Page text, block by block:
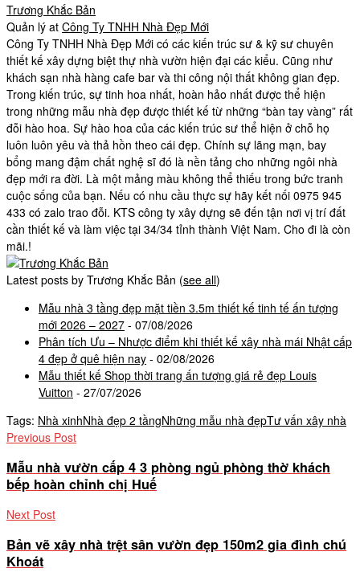
Trương Khắc Bản
Quản lý at Công Ty TNHH Nhà Đẹp Mới
Công Ty TNHH Nhà Đẹp Mới có các kiến trúc sư & kỹ sư chuyên
thiết kế xây dựng biệt thự nhà vườn hiện đại các kiểu. Cũng như
khách sạn nhà hàng cafe bar và thi công nội thất không gian đẹp.
Trong kiến trúc, sự tinh hoa nhất, hoàn hảo nhất được thể hiện
trong những mẫu nhà đẹp được thiết kế từ những “bàn tay vàng” rất
đỗi hào hoa. Sự hào hoa của các kiến trúc sư thể hiện ở chỗ họ
luôn luôn yêu và thả hồn theo cái đẹp. Chính sự lãng mạn, bay
bổng mang đậm chất nghệ sĩ đó là nền tảng cho những ngôi nhà
đẹp mới ra đời. Là một mảng màu không thể thiếu trong bức tranh
cuộc sống của bạn. Nếu có nhu cầu thực sự hãy kết nối 0975 945
433 có zalo trao đỗi. KTS công ty xây dựng sẽ đến tận nơi vị trí đất
cần thiết kế và làm việc tại 34/34 tỉnh thành Việt Nam. Cho đi là còn
mãi.!
Latest posts by Trương Khắc Bản (see all)
Mẫu nhà 3 tầng đẹp mặt tiền 3.5m thiết kế tinh tế ấn tượng
mới 2026 – 2027 - 07/08/2026
Phân tích Ưu – Nhược điểm khi thiết kế xây nhà mái Nhật cấp
4 đẹp ở quê hiện nay - 02/08/2026
Mẫu thiết kế Shop thời trang ấn tượng giá rẻ đẹp Louis
Vuitton - 27/07/2026
Tags: Nhà xinhNhà đẹp 2 tầngNhững mẫu nhà đẹpTư vấn xây nhà
Previous Post
Mẫu nhà vườn cấp 4 3 phòng ngủ phòng thờ khách
bếp hoàn chỉnh chị Huế
Next Post
Bản vẽ xây nhà trệt sân vườn đẹp 150m2 gia đình chú
Khoát